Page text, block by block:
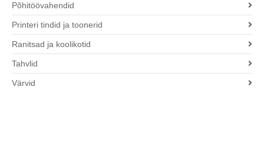
Põhitöövahendid
Printeri tindid ja toonerid
Ranitsad ja koolikotid
Tahvlid
Värvid